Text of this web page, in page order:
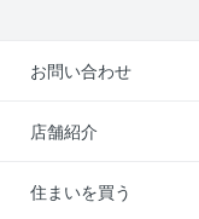
お問い合わせ
店舗紹介
住まいを買う